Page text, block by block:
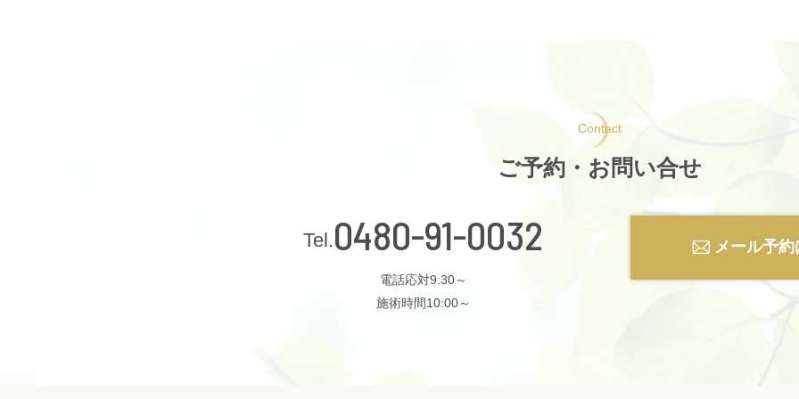
Contact
ご予約・お問い合せ
0480-91-0032
電話応対9:30～
施術時間10:00～
メール予